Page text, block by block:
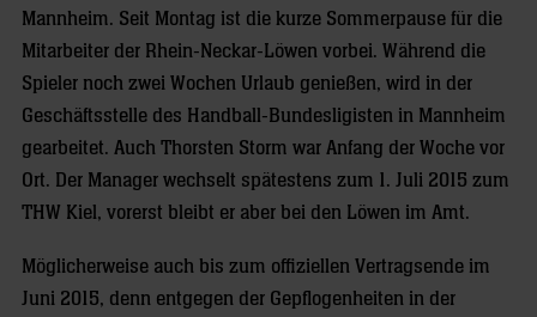
Mannheim. Seit Montag ist die kurze Sommerpause für die
Mitarbeiter der Rhein-Neckar-Löwen vorbei. Während die
Spieler noch zwei Wochen Urlaub genießen, wird in der
Geschäftsstelle des Handball-Bundesligisten in Mannheim
gearbeitet. Auch Thorsten Storm war Anfang der Woche vor
Ort. Der Manager wechselt spätestens zum 1. Juli 2015 zum
THW Kiel, vorerst bleibt er aber bei den Löwen im Amt.
Möglicherweise auch bis zum offiziellen Vertragsende im
Juni 2015, denn entgegen der Gepflogenheiten in der